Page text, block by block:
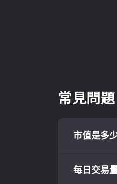
常見問題
市值是多
每日交易